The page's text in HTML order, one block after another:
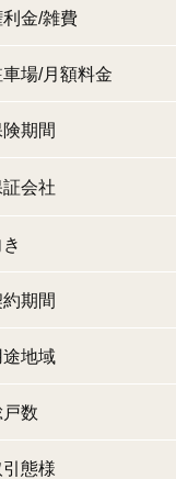
利金/雑費
車場/月額料金
期間
会社
期間
途地域
数
態様